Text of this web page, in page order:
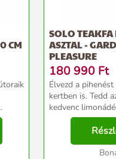
CM
SOLO TEAKFA
ASZTAL -
PLEASURE
180 990 Ft
Élvezd a
kertben is. Tedd az asztalra
kedvenc
kényelmes
semmit nem kell
Eukaliptusz fa Az